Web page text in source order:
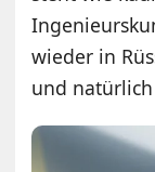
wieder in
und